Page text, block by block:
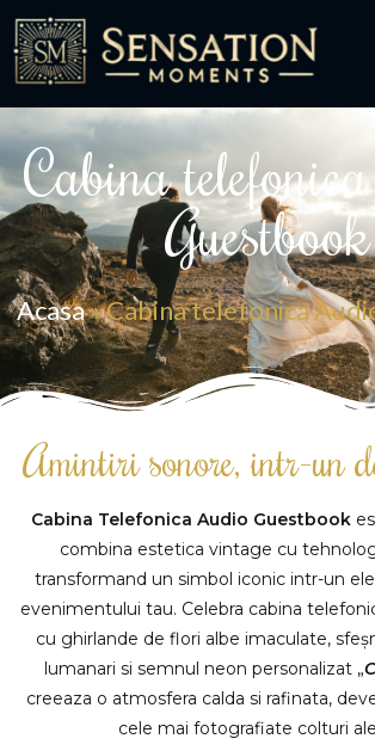
Cabina
Guestbook
Acasa»Cabina telefonica
Amintiri sonore, intr-un
Cabina Telefonica Audio Guestbook
combina estetica vintage cu
transformand un simbol iconic intr-un
evenimentului tau. Celebra cabina
cu ghirlande de flori albe imaculate,
lumanari si semnul neon personalizat „
creeaza o atmosfera calda si rafinata,
cele mai fotografiate colturi